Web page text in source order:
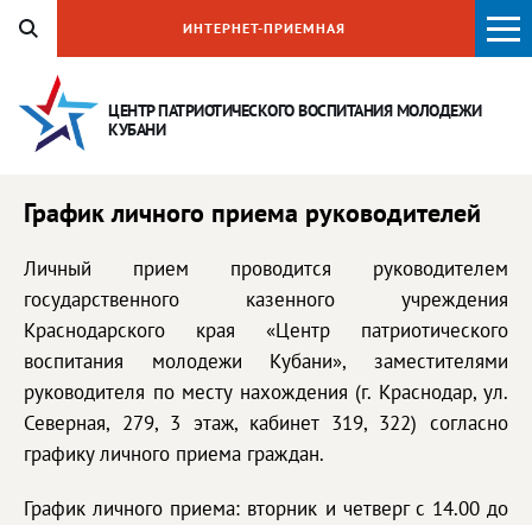
ЦЕНТР ПАТРИОТИЧЕСКОГО ВОСПИТАНИЯМОЛОДЕЖИ
КУБАНИ
ИНТЕРНЕТ-ПРИЕМНАЯ
График личного приема руководителей
Личный прием проводится руководителем
государственного казенного учреждения
Краснодарского края «Центр патриотического
воспитания молодежи Кубани», заместителями
руководителя по месту нахождения (г. Краснодар, ул.
Северная, 279, 3 этаж, кабинет 319, 322) согласно
графику личного приема граждан.
График личного приема: вторник и четверг с 14.00 до